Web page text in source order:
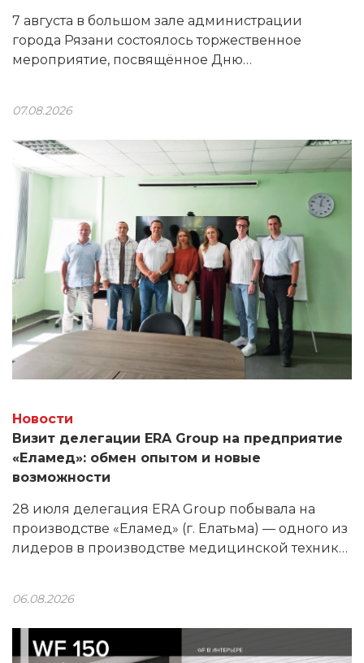
7 августа в большом зале администрации
города Рязани состоялось торжественное
мероприятие, посвящённое Дню
07.08.2026
Новости
Визит делегации ERA Group на предприятие
«Еламед»: обмен опытом и новые
возможности
28 июля делегация ERA Group побывала на
производстве «Еламед» (г. Елатьма) — одного из
лидеров в производстве медицинской техники.
наименований.
06.08.2026